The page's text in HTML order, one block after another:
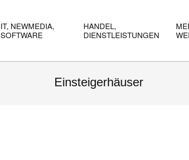
IT, NEWMEDIA,
SOFTWARE
HANDEL,
DIENSTLEISTUNGEN
Einsteigerhäuser